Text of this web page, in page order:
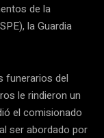
de la
la Guardia
funerarios del
le rindieron un
el comisionado
ser abordado por